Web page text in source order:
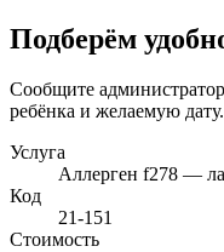
Подберём
Сообщите
ребёнка и желаемую дату.
Услуга
Аллерген f278 —
Код
21-151
Стоимость